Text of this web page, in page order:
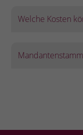
Welche Kosten